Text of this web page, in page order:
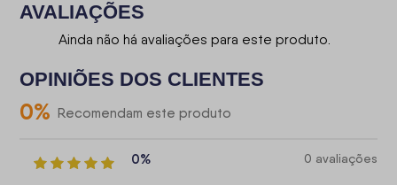
AVALIAÇÕES
Ainda não há avaliações para este produto.
OPINIÕES DOS CLIENTES
0% Recomendam este produto
0% 0 avaliações